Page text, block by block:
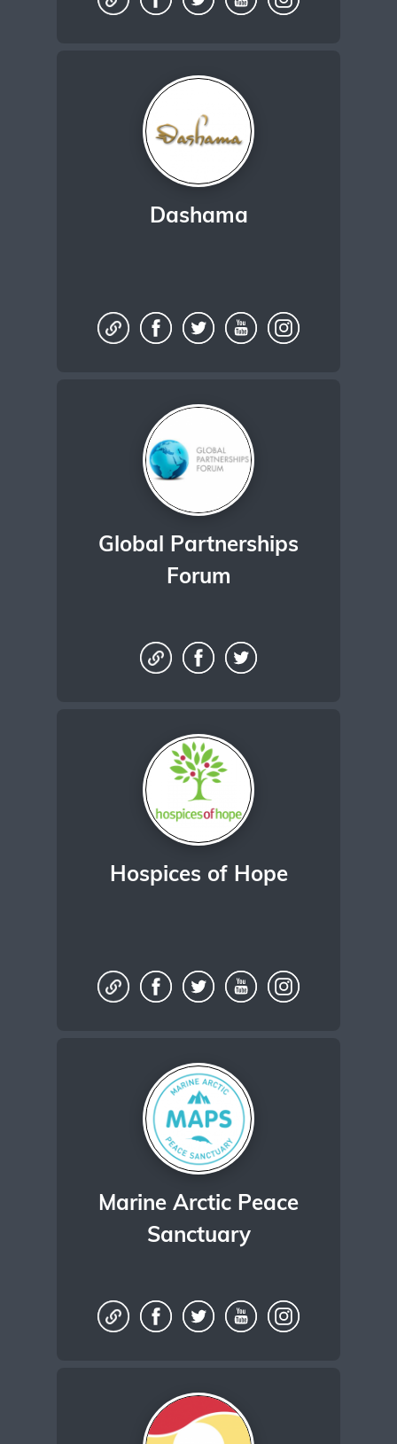
Dashama
Global Partnerships
Forum
Hospices of Hope
Marine Arctic Peace
Sanctuary